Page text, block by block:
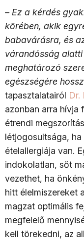
– Ez a kérdés
körében, akik
babavárásra, és
várandósság
meghatározó
egészségére
tapasztalatairól Dr.
azonban arra hívja
étrendi
létjogosultsága,
ételallergiája van.
indokolatlan, sőt
vezethet, ha
hitt élelmiszereket
magzat optimális
megfelelő
kell törekedni, az